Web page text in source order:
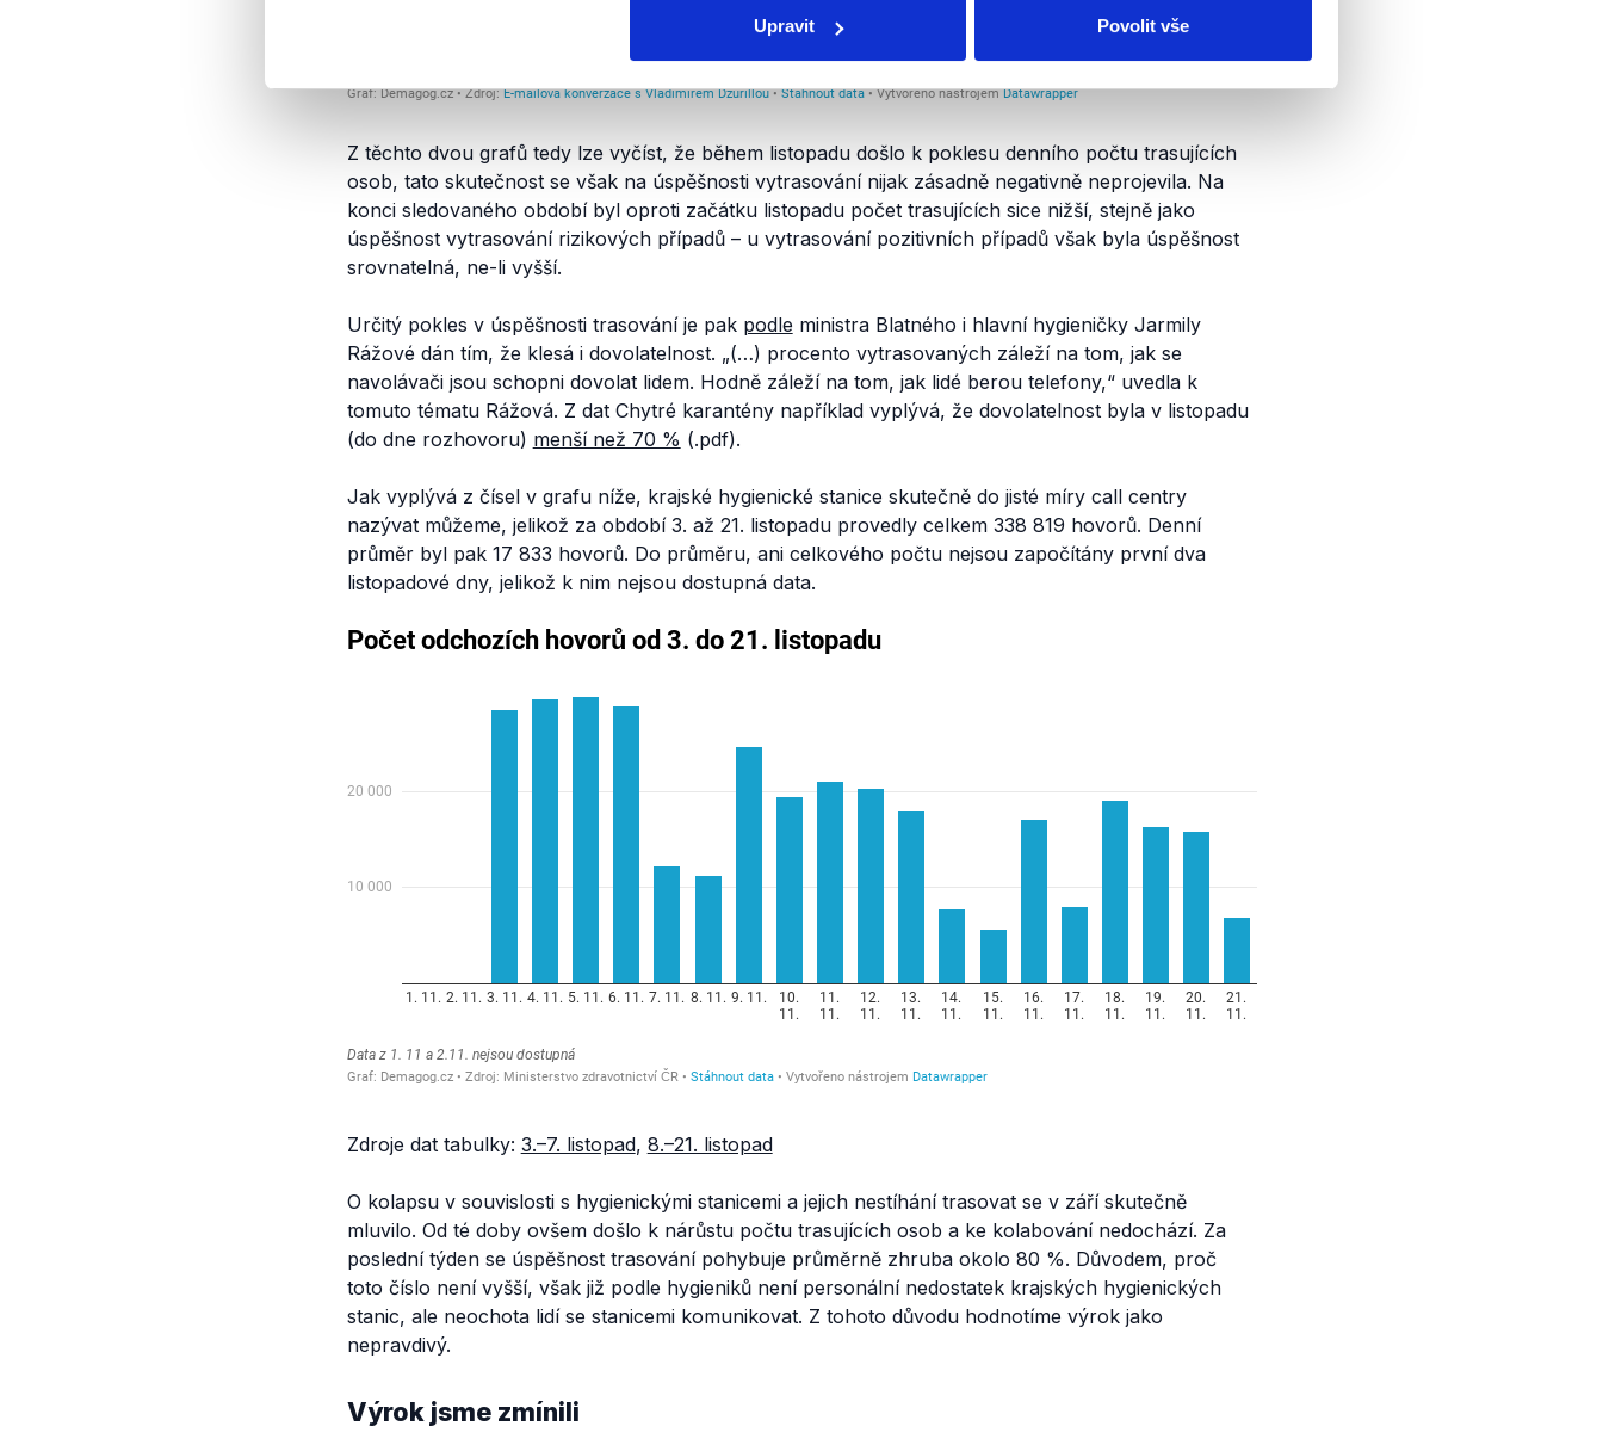
Upravit Povolit vše
Z těchto dvou grafů tedy lze vyčíst, že během listopadu došlo k poklesu denního počtu trasujících
osob, tato skutečnost se však na úspěšnosti vytrasování nijak zásadně negativně neprojevila. Na
konci sledovaného období byl oproti začátku listopadu počet trasujících sice nižší, stejně jako
úspěšnost vytrasování rizikových případů – u vytrasování pozitivních případů však byla úspěšnost
srovnatelná, ne-li vyšší.
Určitý pokles v úspěšnosti trasování je pak podle ministra Blatného i hlavní hygieničky Jarmily
Rážové dán tím, že klesá i dovolatelnost. „(…) procento vytrasovaných záleží na tom, jak se
navolávači jsou schopni dovolat lidem. Hodně záleží na tom, jak lidé berou telefony,“uvedla k
tomuto tématu Rážová. Z dat Chytré karantény například vyplývá, že dovolatelnost byla v listopadu
(do dne rozhovoru) menší než 70 % (.pdf).
Jak vyplývá z čísel v grafu níže, krajské hygienické stanice skutečně do jisté míry call centry
nazývat můžeme, jelikož za období 3. až 21. listopadu provedly celkem 338 819 hovorů. Denní
průměr byl pak 17 833 hovorů. Do průměru, ani celkového počtu nejsou započítány první dva
listopadové dny, jelikož k nim nejsou dostupná data.
Zdroje dat tabulky: 3.–7. listopad, 8.–21. listopad
O kolapsu v souvislosti s hygienickými stanicemi a jejich nestíhání trasovat se v září skutečně
mluvilo. Od té doby ovšem došlo k nárůstu počtu trasujících osob a ke kolabování nedochází. Za
poslední týden se úspěšnost trasování pohybuje průměrně zhruba okolo 80 %. Důvodem, proč
toto číslo není vyšší, však již podle hygieniků není personální nedostatek krajských hygienických
stanic, ale neochota lidí se stanicemi komunikovat. Z tohoto důvodu hodnotíme výrok jako
nepravdivý.
Výrok jsme zmínili